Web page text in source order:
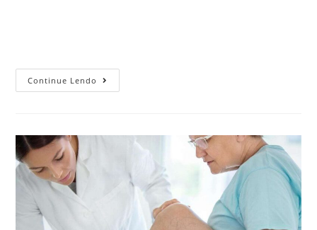
Continue Lendo